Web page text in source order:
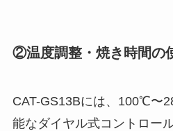
②温度調整・焼き時間の
CAT-GS13Bには、100℃〜
能なダイヤル式コントロー